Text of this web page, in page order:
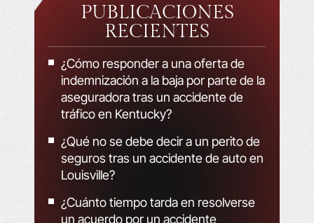
PUBLICACIONES
RECIENTES
¿Cómo responder a una oferta de
indemnización a la baja por parte de la
aseguradora tras un accidente de
tráfico en Kentucky?
¿Qué no se debe decir a un perito de
seguros tras un accidente de auto en
Louisville?
¿Cuánto tiempo tarda en resolverse
un acuerdo por un accidente